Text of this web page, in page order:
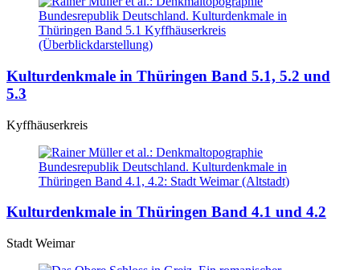
Kulturdenkmale in Thüringen Band 5.1, 5.2 und
5.3
Kyffhäuserkreis
Kulturdenkmale in Thüringen Band 4.1 und 4.2
Stadt Weimar